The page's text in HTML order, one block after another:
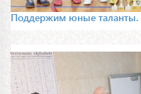
Поддержим юные таланты.